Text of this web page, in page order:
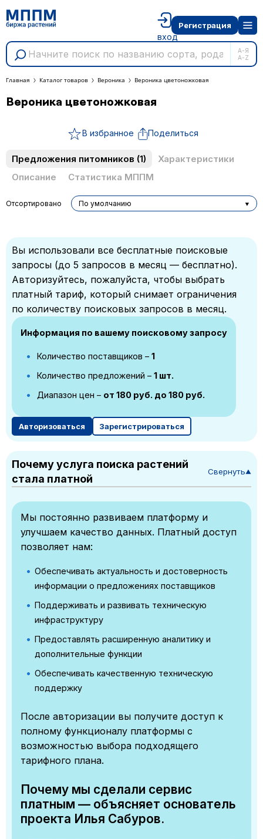
А-Я
A-Z
вход
Регистрация
Главная Каталог товаров Вероника Вероника цветоножковая
Вероника цветоножковая
В избранное Поделиться
Предложения питомников (1)
Характеристики
Описание
Статистика МППМ
Отсортировано По умолчанию
Вы использовали все бесплатные поисковые
запросы (до 5 запросов в месяц — бесплатно).
Авторизуйтесь, пожалуйста, чтобы выбрать
платный тариф, который снимает ограничения
по количеству поисковых запросов в месяц.
Информация по вашему поисковому запросу
Количество поставщиков – 1
Количество предложений – 1 шт.
Диапазон цен – от 180 руб. до 180 руб.
Авторизоваться Зарегистрироваться
Почему услуга поиска растений
стала платной
Свернуть▼
Мы постоянно развиваем платформу и
улучшаем качество данных. Платный доступ
позволяет нам:
Обеспечивать актуальность и достоверность
информации о предложениях поставщиков
Поддерживать и развивать техническую
инфраструктуру
Предоставлять расширенную аналитику и
дополнительные функции
Обеспечивать качественную техническую
поддержку
После авторизации вы получите доступ к
полному функционалу платформы с
возможностью выбора подходящего
тарифного плана.
Почему мы сделали сервис
платным — объясняет основатель
проекта Илья Сабуров.